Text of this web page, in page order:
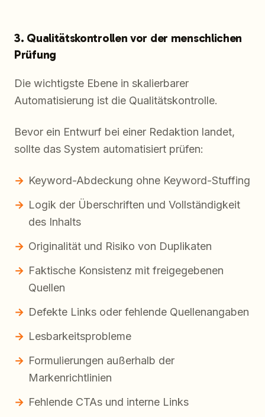
3. Qualitätskontrollen vor der menschlichen
Prüfung
Die wichtigste Ebene in skalierbarer
Automatisierung ist die Qualitätskontrolle.
Bevor ein Entwurf bei einer Redaktion landet,
sollte das System automatisiert prüfen:
Keyword-Abdeckung ohne Keyword-Stuffing
Logik der Überschriften und Vollständigkeit
des Inhalts
Originalität und Risiko von Duplikaten
Faktische Konsistenz mit freigegebenen
Quellen
Defekte Links oder fehlende Quellenangaben
Lesbarkeitsprobleme
Formulierungen außerhalb der
Markenrichtlinien
Fehlende CTAs und interne Links